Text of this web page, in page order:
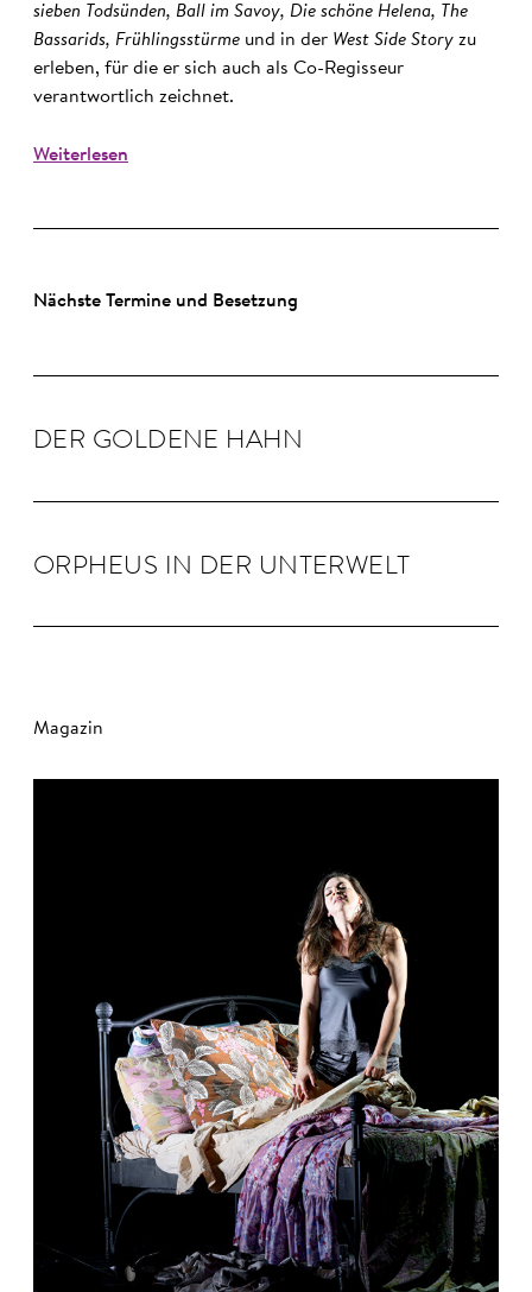
sieben Todsünden, Ball im Savoy, Die schöne Helena, The
Bassarids, Frühlingsstürme und in der West Side Story zu
erleben, für die er sich auch als Co-Regisseur
verantwortlich zeichnet.
Weiterlesen
Nächste Termine und Besetzung
DER GOLDENE HAHN
OR­PHEUS IN DER UN­TER­WELT
Magazin